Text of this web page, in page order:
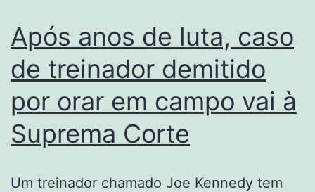
Após anos de luta, caso
de treinador demitido
por orar em campo vai à
Suprema Corte
Um treinador chamado Joe Kennedy tem